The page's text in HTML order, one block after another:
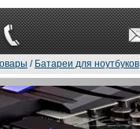
/ Батареи для ноутбуков